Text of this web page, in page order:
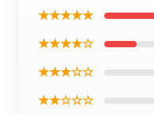
★★★★★
★★★★☆
★★★☆☆
★★☆☆☆